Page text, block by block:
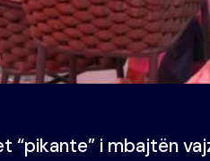
“pikante” i mbajtën